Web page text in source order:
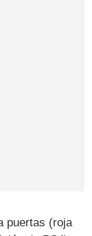
puertas (roja